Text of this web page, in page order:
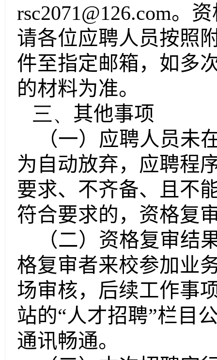
rsc2071@126.com。
请各位应聘人员按照
件至指定邮箱，如多
的材料为准。
三、 其他事项
（一）应聘人员未
为自动放弃，应聘程
要求、不齐备、且不
符合要求的，资格复
（二）资格复审结
格复审者来校参加业
场审核，后续工作事
站的“人才招聘”栏目
通讯畅通。